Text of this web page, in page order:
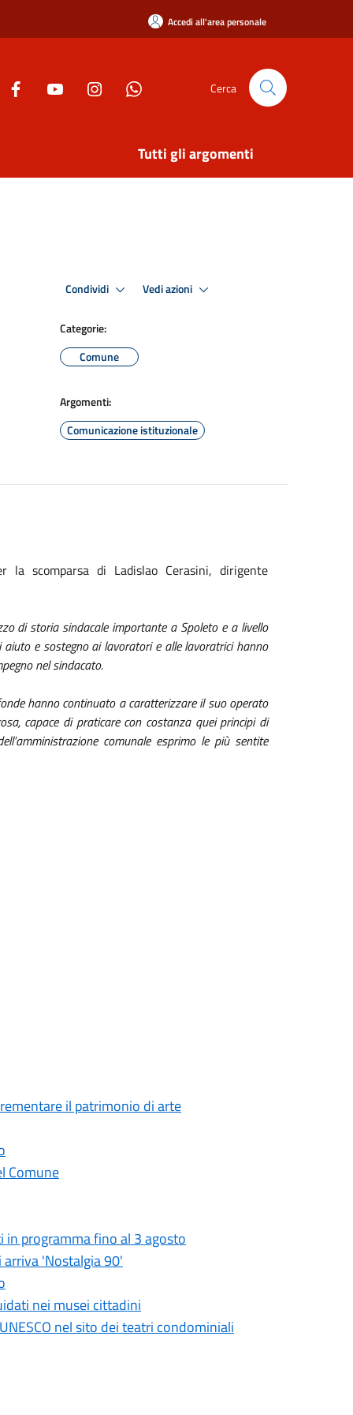
Accedi all'area personale
Cerca
Tutti gli argomenti
Condividi Vedi azioni
Categorie:
Comune
Argomenti:
Comunicazione istituzionale
la scomparsa di Ladislao Cerasini, dirigente
di storia sindacale importante a Spoleto e a livello
e sostegno ai lavoratori e alle lavoratrici hanno
nel sindacato.
hanno continuato a caratterizzare il suo operato
capace di praticare con costanza quei principi di
comunale esprimo le più sentite
il patrimonio di arte
Comune
in programma fino al 3 agosto
arriva 'Nostalgia 90'
nei musei cittadini
nel sito dei teatri condominiali